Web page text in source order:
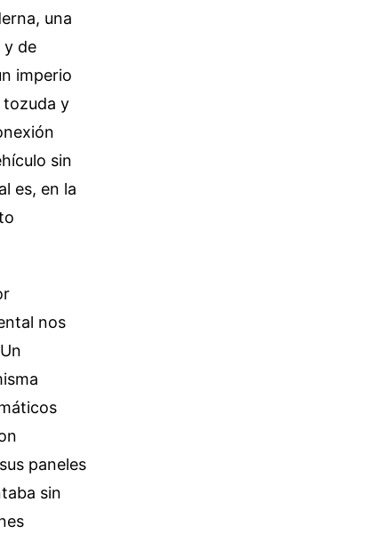
una
y de
imperio
tozuda y
sin
es, en la
nos
paneles
sin